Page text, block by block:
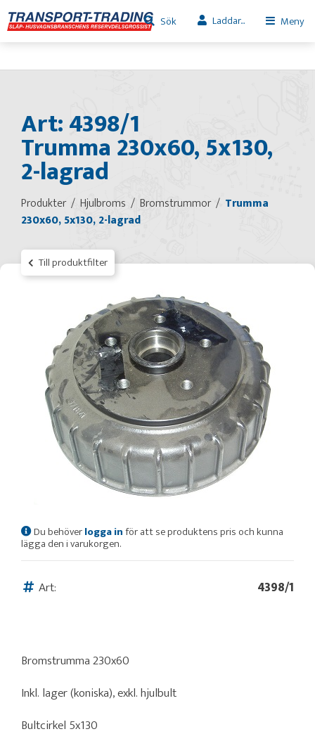
Sök Laddar... Meny
Art: 4398/1
Trumma 230x60, 5x130,
2-lagrad
Produkter Hjulbroms Bromstrummor
Trumma
230x60, 5x130, 2-lagrad
Till produktfilter
Du behöverlogga inför att se produktens pris och kunna
lägga den i varukorgen.
Art: 4398/1
Bromstrumma 230x60
Inkl. lager (koniska), exkl. hjulbult
Bultcirkel 5x130